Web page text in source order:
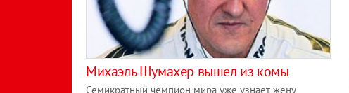
Михаэль Шумахер вышел из комы
Семикратный чемпион мира уже узнает жену